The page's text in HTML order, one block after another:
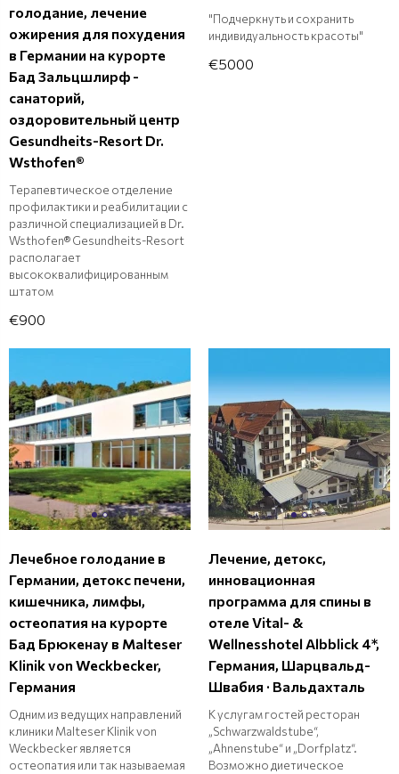
голодание, лечение
ожирения для похудения
в Германии на курорте
Бад Зальцшлирф -
санаторий,
оздоровительный центр
Gesundheits-Resort Dr.
Wsthofen®
Терапевтическое отделение
профилактики и реабилитации с
различной специализацией в Dr.
Wsthofen® Gesundheits-Resort
располагает
высококвалифицированным
штатом
€900
"Подчеркнуть и сохранить
индивидуальность красоты"
€5000
Лечебное голодание в
Германии, детокс печени,
кишечника, лимфы,
остеопатия на курорте
Бад Брюкенау в Malteser
Klinik von Weckbecker,
Германия
Одним из ведущих направлений
клиники Malteser Klinik von
Weckbecker является
остеопатия или так называемая
Лечение, детокс,
инновационная
программа для спины в
отеле Vital- &
Wellnesshotel Albblick 4*,
Германия, Шарцвальд-
Швабия · Вальдахталь
К услугам гостей ресторан
„Schwarzwaldstube“,
„Ahnenstube“ и „Dorfplatz“.
Возможно диетическое